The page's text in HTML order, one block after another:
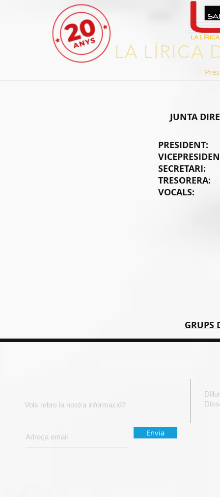
LA LÍRICA
PRESIDENT:
VOCALS:
JUNTA
GRUPS
Vols rebre la nostra informació?
Envia